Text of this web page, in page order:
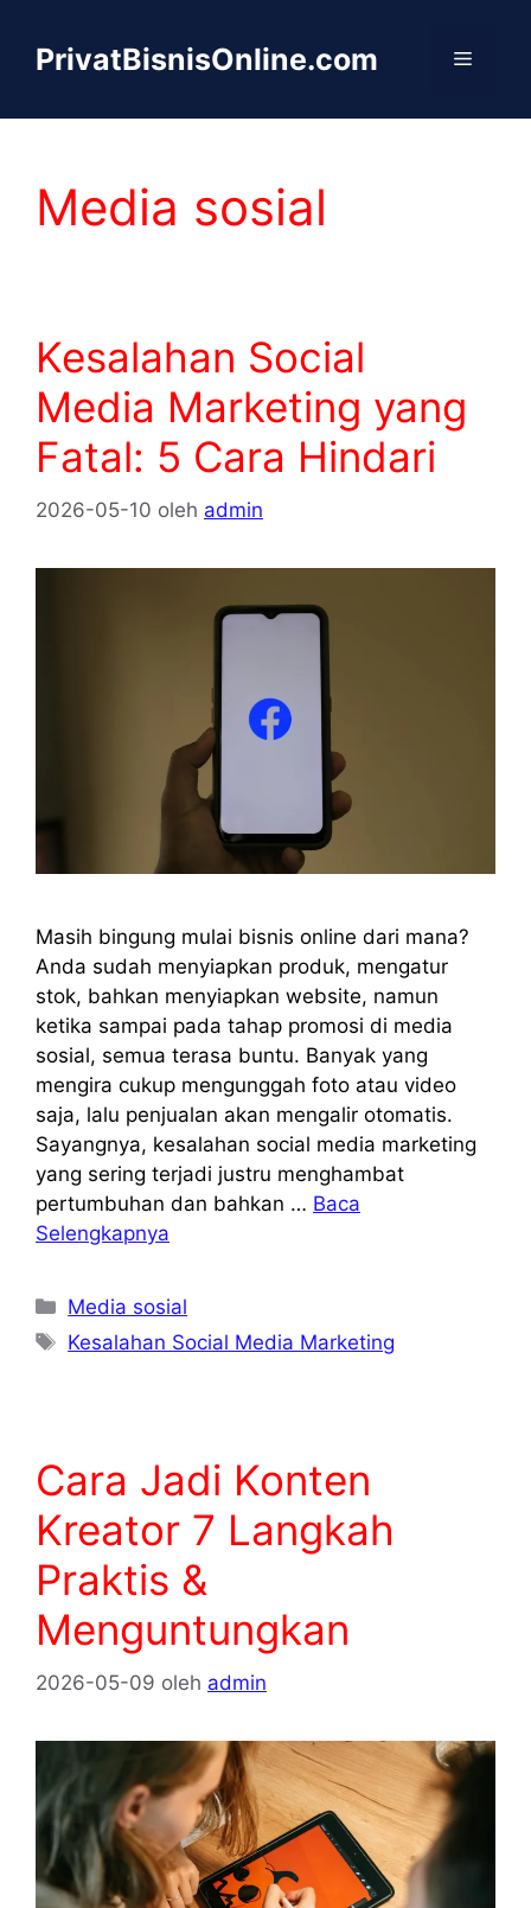
PrivatBisnisOnline.com Menu
Media sosial
Kesalahan Social
Media Marketing yang
Fatal: 5 Cara Hindari
2026-05-10 oleh admin
Masih bingung mulai bisnis online dari mana?
Anda sudah menyiapkan produk, mengatur
stok, bahkan menyiapkan website, namun
ketika sampai pada tahap promosi di media
sosial, semua terasa buntu. Banyak yang
mengira cukup mengunggah foto atau video
saja, lalu penjualan akan mengalir otomatis.
Sayangnya, kesalahan social media marketing
yang sering terjadi justru menghambat
pertumbuhan dan bahkan … Baca
Selengkapnya
Kategori
Media sosial
Tag
Kesalahan Social Media Marketing
Cara Jadi Konten
Kreator 7 Langkah
Praktis &
Menguntungkan
2026-05-09 oleh admin